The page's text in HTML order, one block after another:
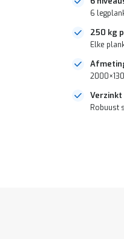
6
250 kg
Elke
Verzinkt
Robuust